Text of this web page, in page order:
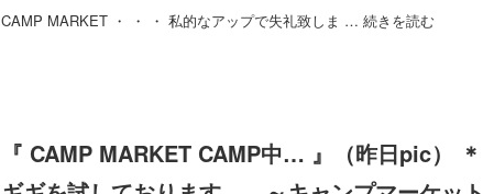
CAMP MARKET ・ ・ ・ 私的なアップで失礼致しま … 続きを読む
『 CAMP MARKET CAMP中… 』（昨日pic）